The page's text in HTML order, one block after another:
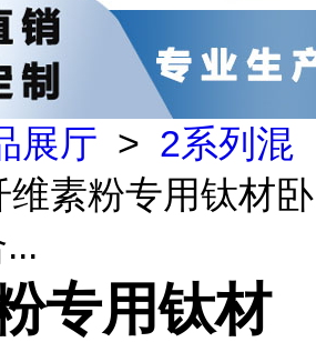
展厅 > 2系列混
维素粉专用钛材卧
专用钛材